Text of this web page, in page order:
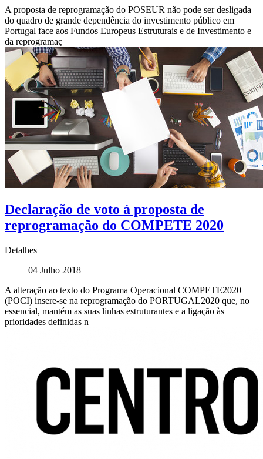
A proposta de reprogramação do POSEUR não pode ser desligada
do quadro de grande dependência do investimento público em
Portugal face aos Fundos Europeus Estruturais e de Investimento e
da reprogramaç
Declaração de voto à proposta de
reprogramação do COMPETE 2020
Detalhes
04 Julho 2018
A alteração ao texto do Programa Operacional COMPETE2020
(POCI) insere-se na reprogramação do PORTUGAL2020 que, no
essencial, mantém as suas linhas estruturantes e a ligação às
prioridades definidas n